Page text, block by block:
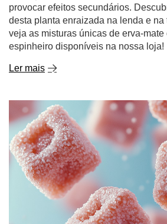
provocar efeitos secundários.
desta planta enraizada na lenda e na
veja as misturas únicas de erva-
espinheiro disponíveis na nossa loja!
Ler mais